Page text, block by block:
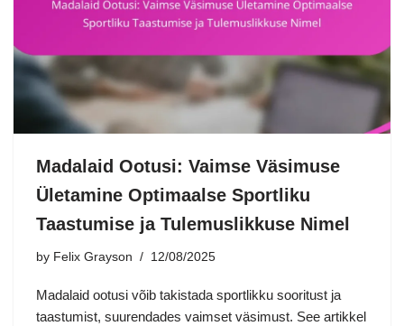
Madalaid Ootusi: Vaimse Väsimuse
Ületamine Optimaalse Sportliku
Taastumise ja Tulemuslikkuse Nimel
by Felix Grayson 12/08/2025
Madalaid ootusi võib takistada sportlikku sooritust ja
taastumist, suurendades vaimset väsimust. See artikkel